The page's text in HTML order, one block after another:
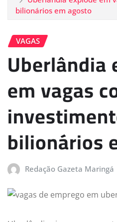
bilionários em agosto
VAGAS
Uberlândia
em vagas
bilionários
Redação Gazeta Maringá